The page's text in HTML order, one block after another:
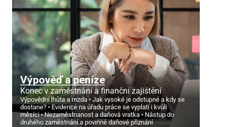
Výpověď a peníze
Konec v zaměstnání a finanční zajištění
Výpovědní lhůta a mzda
Jak vysoké je odstupné a kdy se
dostane?
Evidence na úřadu práce se vyplatí i kvůli
měsíci
Nezaměstnanost a daňová vratka
Nástup do
druhého zaměstnání a povinné daňové přiznání